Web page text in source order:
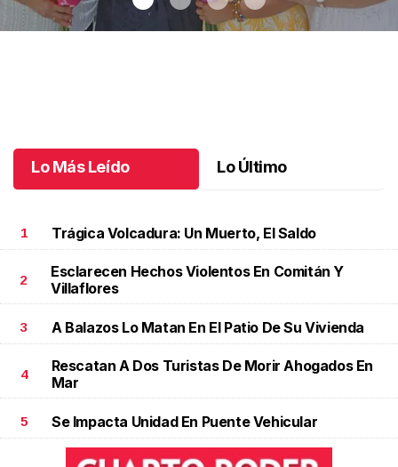
Lo Más Leído Lo Último
1 Trágica Volcadura: Un Muerto, El Saldo
2
Esclarecen Hechos Violentos En Comitán Y
Villaflores
3 A Balazos Lo Matan En El Patio De Su Vivienda
4
Rescatan A Dos Turistas De Morir Ahogados En
Mar
5 Se Impacta Unidad En Puente Vehicular